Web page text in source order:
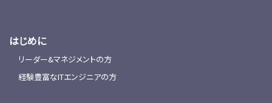
はじめに
リーダー&マネジメントの方
経験豊富なITエンジニアの方